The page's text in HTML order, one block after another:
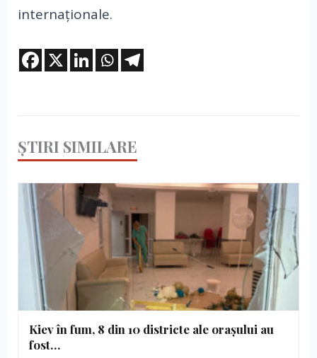
internaționale.
ȘTIRI SIMILARE
Kiev în fum, 8 din 10 districte ale orașului au
fost…